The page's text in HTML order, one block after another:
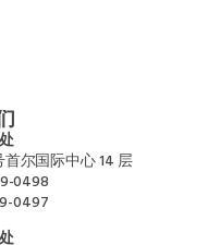
尔国际中心 14 层
0498
0497